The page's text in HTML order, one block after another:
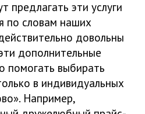
предлагать эти услуги
по словам наших
довольны
дополнительные
помогать выбирать
в индивидуальных
Например,